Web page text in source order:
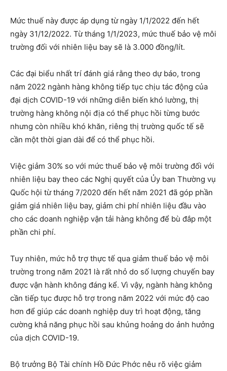
Mức thuế này được áp dụng từ ngày 1/1/2022 đến hết
ngày 31/12/2022. Từ tháng 1/1/2023, mức thuế bảo vệ môi
trường đối với nhiên liệu bay sẽ là 3.000 đồng/lít.
Các đại biểu nhất trí đánh giá rằng theo dự báo, trong
năm 2022 ngành hàng không tiếp tục chịu tác động của
đại dịch COVID-19 với những diễn biến khó lường, thị
trường hàng không nội địa có thể phục hồi từng bước
nhưng còn nhiều khó khăn, riêng thị trường quốc tế sẽ
cần một thời gian dài để có thể phục hồi.
Việc giảm 30% so với mức thuế bảo vệ môi trường đối với
nhiên liệu bay theo các Nghị quyết của Ủy ban Thường vụ
Quốc hội từ tháng 7/2020 đến hết năm 2021 đã góp phần
giảm giá nhiên liệu bay, giảm chi phí nhiên liệu đầu vào
cho các doanh nghiệp vận tải hàng không để bù đắp một
phần chi phí.
Tuy nhiên, mức hỗ trợ thực tế qua giảm thuế bảo vệ môi
trường trong năm 2021 là rất nhỏ do số lượng chuyến bay
được vận hành không đáng kể. Vì vậy, ngành hàng không
cần tiếp tục được hỗ trợ trong năm 2022 với mức độ cao
hơn để giúp các doanh nghiệp duy trì hoạt động, tăng
cường khả năng phục hồi sau khủng hoảng do ảnh hưởng
của dịch COVID-19.
Bộ trưởng Bộ Tài chính Hồ Đức Phớc nêu rõ việc giảm